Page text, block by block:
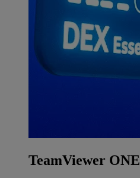
TeamViewer ONE